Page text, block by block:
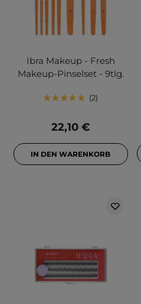
Ibra Makeup - Fresh
Makeup-Pinselset - 9tlg.
2
22,10 €
IN DEN WARENKORB